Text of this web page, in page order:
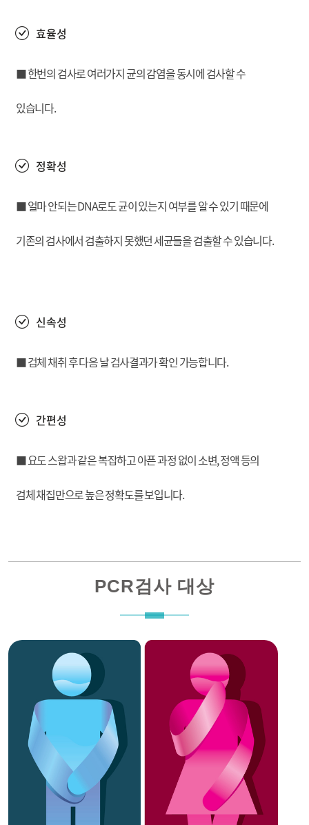
효율성
■ 한번의 검사로 여러가지 균의 감염을 동시에 검사할 수
있습니다.
정확성
■ 얼마 안되는 DNA로도 균이 있는지 여부를 알 수 있기 때문에
기존의 검사에서 검출하지 못했던 세균들을 검출할 수 있습니다.
신속성
■ 검체 채취 후 다음 날 검사결과가 확인 가능합니다.
간편성
■ 요도 스왑과 같은 복잡하고 아픈 과정 없이 소변, 정액 등의
검체 채집만으로 높은 정확도를 보입니다.
PCR검사 대상